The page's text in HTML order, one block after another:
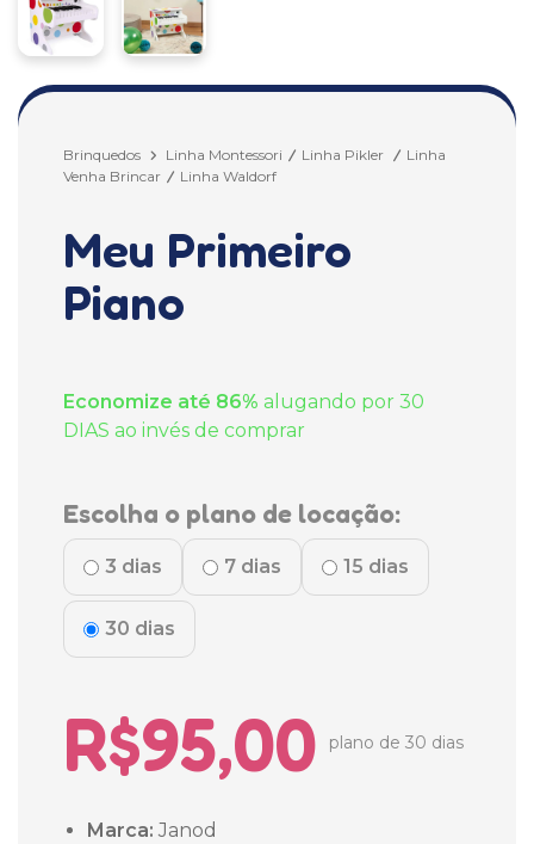
Brinquedos Linha Montessori Linha Pikler
Linha
Venha Brincar
Linha Waldorf
Meu Primeiro
Piano
Economize até 86% alugando por 30
DIAS ao invés de comprar
Escolha o plano de locação:
3 dias 7 dias 15 dias
30 dias
R$95,00 plano de 30 dias
Marca: Janod